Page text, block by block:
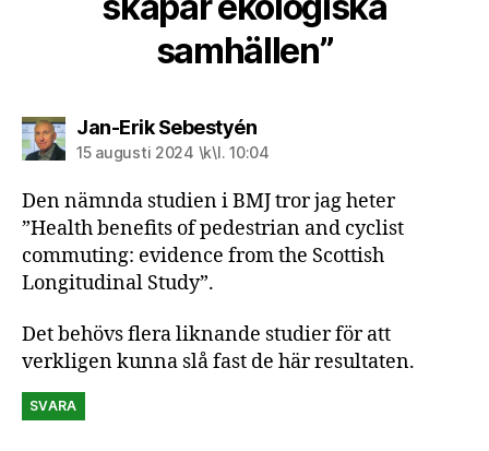
samhällen”
Jan-Erik Sebestyénsäger:
15 augusti 2024 \k\l. 10:04
Den nämnda studien i BMJ tror jag heter
”Health benefits of pedestrian and cyclist
commuting: evidence from the Scottish
Longitudinal Study”.
Det behövs flera liknande studier för att
verkligen kunna slå fast de här resultaten.
SVARA